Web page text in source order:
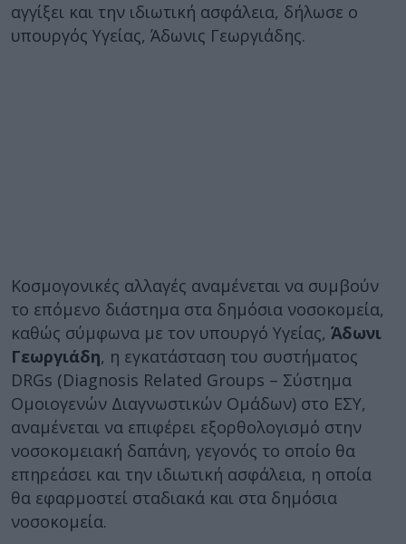
αγγίξει και την ιδιωτική ασφάλεια, δήλωσε ο
υπουργός Υγείας, Άδωνις Γεωργιάδης.
Κοσμογονικές αλλαγές αναμένεται να συμβούν
το επόμενο διάστημα στα δημόσια νοσοκομεία,
καθώς σύμφωνα με τον υπουργό Υγείας, Άδωνι
Γεωργιάδη, η εγκατάσταση του συστήματος
DRGs (Diagnosis Related Groups – Σύστημα
Ομοιογενών Διαγνωστικών Ομάδων) στο ΕΣΥ,
αναμένεται να επιφέρει εξορθολογισμό στην
νοσοκομειακή δαπάνη, γεγονός το οποίο θα
επηρεάσει και την ιδιωτική ασφάλεια, η οποία
θα εφαρμοστεί σταδιακά και στα δημόσια
νοσοκομεία.